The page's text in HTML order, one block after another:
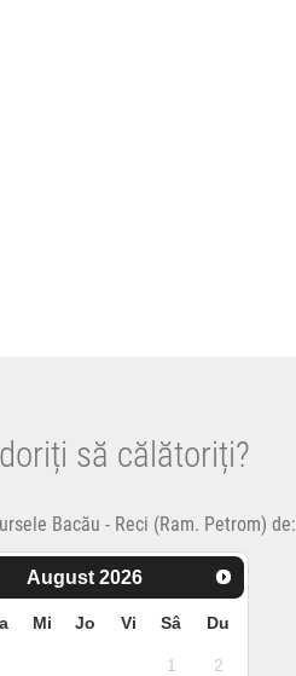
să călătoriți?
Bacău - Reci (Ram. Petrom) de:
August 2026
Mi Jo Vi Sâ Du
1
2